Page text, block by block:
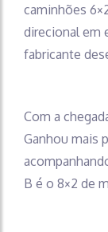
caminhões
direcional em
fabricante
Com a
Ganhou mais
B é o 8×2 de